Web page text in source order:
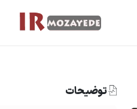
توضیحات